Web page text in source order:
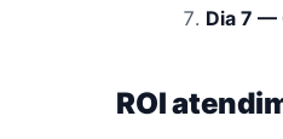
Dia 7 —
ROI